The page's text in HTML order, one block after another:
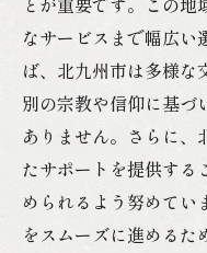
なサービスまで幅広い
ば、北九州市は多様な
別の宗教や信仰に基づ
ありません。さらに、
たサポートを提供する
められるよう努めてい
をスムーズに進める